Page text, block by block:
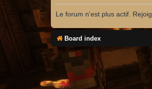
Le forum n'est plus actif.
Board index